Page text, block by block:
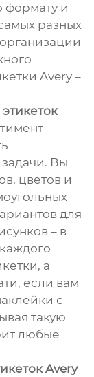
формату и
разных
Avery –
Вы
цветов и
для
– в
а
если вам
с
такую
любые
Avery